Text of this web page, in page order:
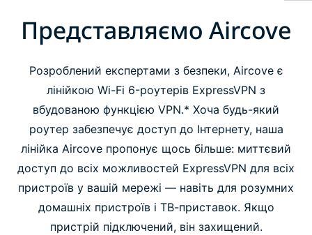
Представляємо Aircove
Відкрийте для себе переваги Aircove
Зустрічайте родину Aircove
Який Aircove варто обрати?
Люди люблять Aircove
Представляємо Aircove
Розроблений експертами з безпеки, Aircove є
лінійкою Wi-Fi 6-роутерів ExpressVPN з
вбудованою функцією VPN.* Хоча будь-який
роутер забезпечує доступ до Інтернету, наша
лінійка Aircove пропонує щось більше: миттєвий
доступ до всіх можливостей ExpressVPN для всіх
пристроїв у вашій мережі — навіть для розумних
домашніх пристроїв і ТВ-приставок. Якщо
пристрій підключений, він захищений.